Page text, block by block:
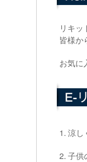
リキッ
皆様か
お気に
1. 涼し
2. 子供